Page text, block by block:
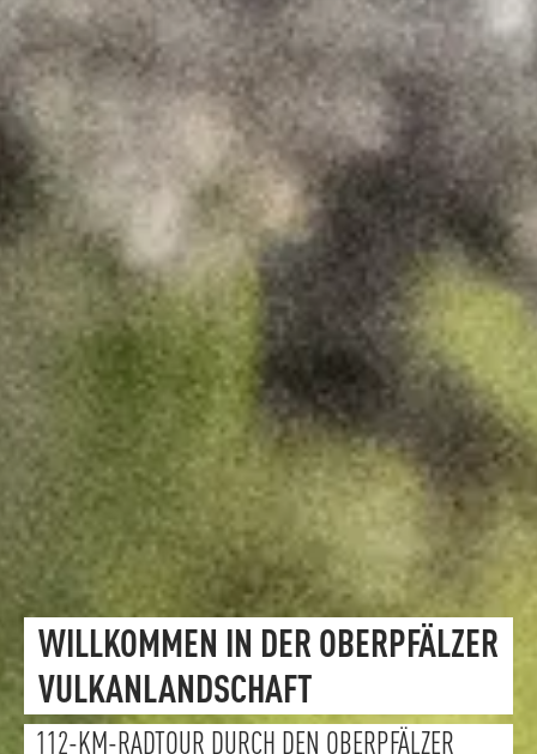
WILLKOMMEN IN DER OBERPFÄLZER
VULKANLANDSCHAFT
112-KM-RADTOUR DURCH DEN OBERPFÄLZER